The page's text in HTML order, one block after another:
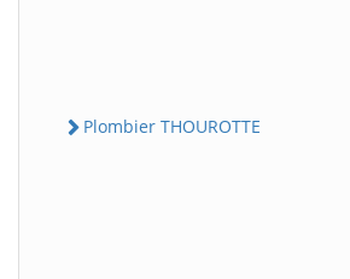
Plombier THOUROTTE